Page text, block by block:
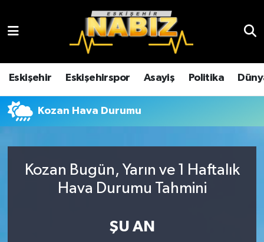
Eskişehir Eskişehirspor Asayiş Politika
Kozan Hava Durumu
Kozan Bugün, Yarın ve 1 Haftalık
Hava Durumu Tahmini
ŞU AN
Çevre
Dünya
Ekonomi
Eskişehir
Eskişehir Hava Durumu
Eskişehir Trafik Yoğunluk Haritası
TFF 3.Lig 4.Grup Puan Durumu ve Fikstür
Son Dakika Haberleri
Haber Arşivi